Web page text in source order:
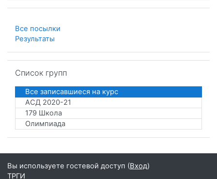
Все посылки
Результаты
Список групп
Все записавшиеся на курс
АСД 2020-21
179 Школа
Олимпиада
Вы используете гостевой доступ (Вход)
ТРГИ